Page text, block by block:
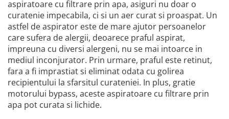
aspiratoare cu filtrare prin apa, asiguri nu doar o
curatenie impecabila, ci si un aer curat si proaspat. Un
astfel de aspirator este de mare ajutor persoanelor
care sufera de alergii, deoarece praful aspirat,
impreuna cu diversi alergeni, nu se mai intoarce in
mediul inconjurator. Prin urmare, praful este retinut,
fara a fi imprastiat si eliminat odata cu golirea
recipientului la sfarsitul curateniei. In plus, gratie
motorului bypass, aceste aspiratoare cu filtrare prin
apa pot curata si lichide.